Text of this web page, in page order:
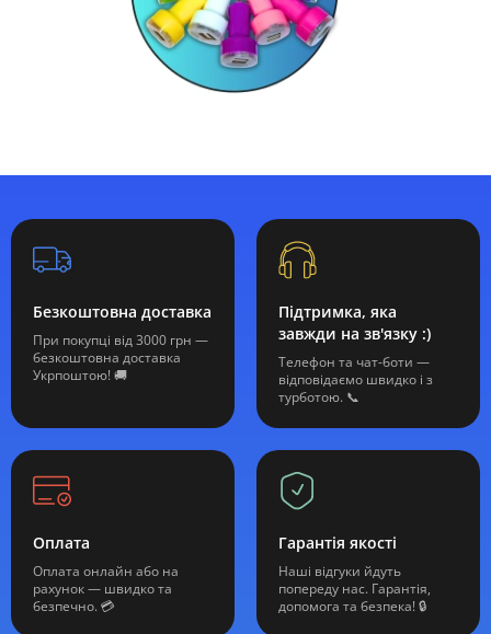
Безкоштовна доставка
При покупці від 3000 грн —
безкоштовна доставка
Укрпоштою! 🚚
Підтримка, яка
завжди на зв'язку :)
Телефон та чат-боти —
відповідаємо швидко і з
турботою. 📞
Оплата
Оплата онлайн або на
рахунок — швидко та
безпечно. 💳
Гарантія якості
Наші відгуки йдуть
попереду нас. Гарантія,
допомога та безпека! 🔒